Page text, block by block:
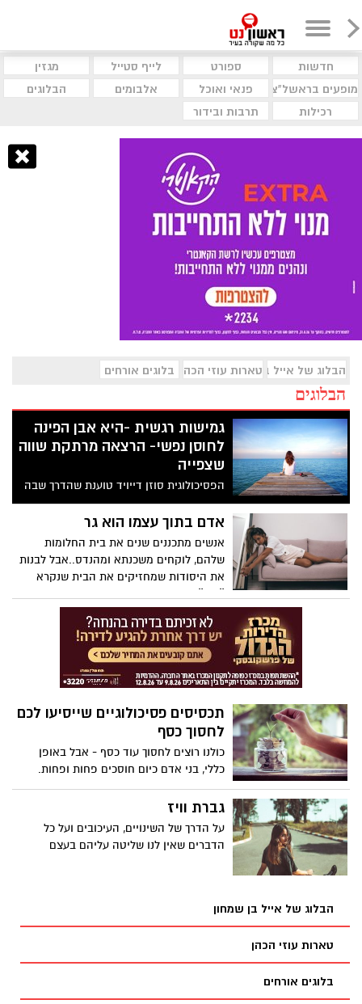
חדשות ספורט לייף סטייל
מגזין
מופעים בראשל"צ
פנאי ואוכל אלבומים
הבלוגים
רכילות
תרבות ובידור
הבלוג של אייל בן שמחוןטארות עוזי הכהן בלוגים אורחים
הבלוגים
גמישות רגשית -היא אבן הפינה
לחוסן נפשי- הרצאה מרתקת שווה
שצפייה
הפסיכולוגית סוזן דייויד טוענת שהדרך שבה
אנו מתמודדים עם הרגשות שלנו מעצבת כל
דבר שהוא משמעותי עבורינו: הפעולות שלנו,
הקריירות שלנו, מערכות היחסים, בריאות
ואושר. בהרצאה המרגשת, ההומוריסטית
ואולי אפילו משנת-חיים הזו, היא מאתגרת את
החברה שמקדשת חיוביות על פני אמת,
ומדברת על האסטרטגיות העוצמתיות של
גמישות רגשית. הרצאה הראויה לשיתוף.
אדם בתוך עצמו הוא גר
אנשים מתכננים שנים את בית החלומות
שלהם, לוקחים משכנתא ומהנדס..אבל לבנות
את היסודות שמחזיקים את הבית שנקרא
״אני״ שוכחים לעיתים קרובות מידי..
תכסיסים פסיכולוגיים שייסיעו לכם
לחסוך כסף
כולנו רוצים לחסוך עוד כסף - אבל באופן
כללי, בני אדם כיום חוסכים פחות ופחות.
מדענית ההתנהגות וונדי דה לה רוזה חוקרת
כיצד מבצעים בני אדם החלטות לשיפור
לכם להתחייב ללא כאב ליותר חסכון ופחות
הוצאות. הרצאה מרתקת ומעשירה במיוחד
גברת וויז
על הדרך של השינויים, העיכובים ועל כל
הדברים שאין לנו שליטה עליהם בעצם
הבלוג של אייל בן שמחון
טארות עוזי הכהן
בלוגים אורחים